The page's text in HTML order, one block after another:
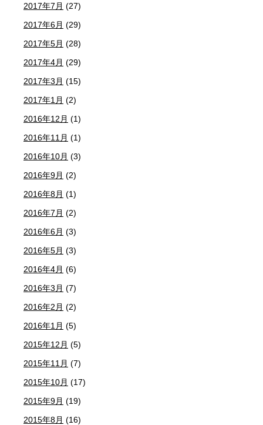
2017年7月 (27)
2017年6月 (29)
2017年5月 (28)
2017年4月 (29)
2017年3月 (15)
2017年1月 (2)
2016年12月 (1)
2016年11月 (1)
2016年10月 (3)
2016年9月 (2)
2016年8月 (1)
2016年7月 (2)
2016年6月 (3)
2016年5月 (3)
2016年4月 (6)
2016年3月 (7)
2016年2月 (2)
2016年1月 (5)
2015年12月 (5)
2015年11月 (7)
2015年10月 (17)
2015年9月 (19)
2015年8月 (16)